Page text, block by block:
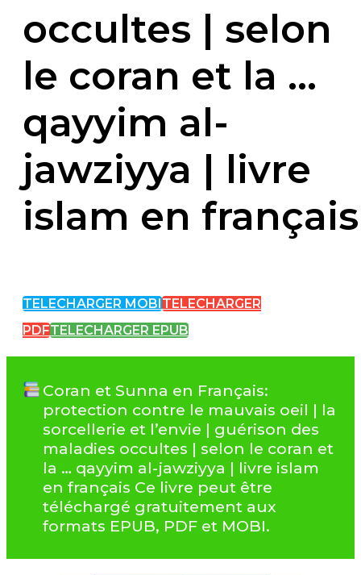
occultes | selon
le coran et la …
qayyim al-
jawziyya | livre
islam en français
TELECHARGER MOBI TELECHARGER
PDFTELECHARGER EPUB
Coran et Sunna en Français:
protection contre le mauvais oeil | la
sorcellerie et l’envie | guérison des
maladies occultes | selon le coran et
la … qayyim al-jawziyya | livre islam
en français Ce livre peut être
téléchargé gratuitement aux
formats EPUB, PDF et MOBI.